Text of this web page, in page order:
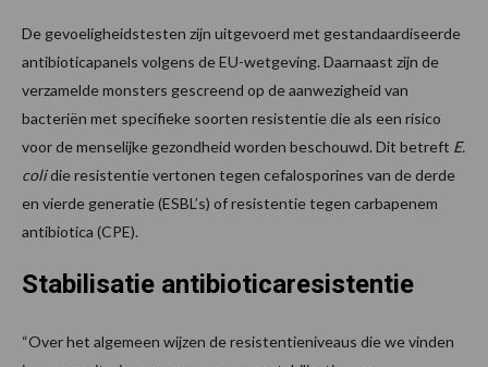
De gevoeligheidstesten zijn uitgevoerd met gestandaardiseerde
antibioticapanels volgens de EU-wetgeving. Daarnaast zijn de
verzamelde monsters gescreend op de aanwezigheid van
bacteriën met specifieke soorten resistentie die als een risico
voor de menselijke gezondheid worden beschouwd. Dit betreft E.
colidie resistentie vertonen tegen cefalosporines van de derde
en vierde generatie (ESBL’s) of resistentie tegen carbapenem
antibiotica (CPE).
Stabilisatie antibioticaresistentie
“Over het algemeen wijzen de resistentieniveaus die we vinden